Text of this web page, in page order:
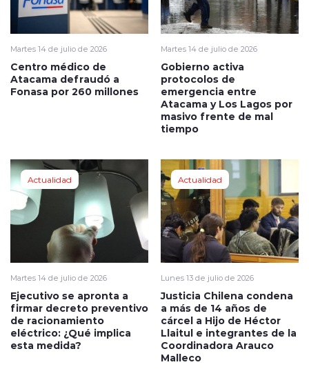
Martes 14 de julio de 2026
Centro médico de
Atacama defraudó a
Fonasa por 260 millones
Martes 14 de julio de 2026
Gobierno activa
protocolos de
emergencia entre
Atacama y Los Lagos por
masivo frente de mal
tiempo
Actualidad
Martes 14 de julio de 2026
Ejecutivo se apronta a
firmar decreto preventivo
de racionamiento
eléctrico: ¿Qué implica
esta medida?
Actualidad
Lunes 13 de julio de 2026
Justicia Chilena condena
a más de 14 años de
cárcel a Hijo de Héctor
Llaitul e integrantes de la
Coordinadora Arauco
Malleco